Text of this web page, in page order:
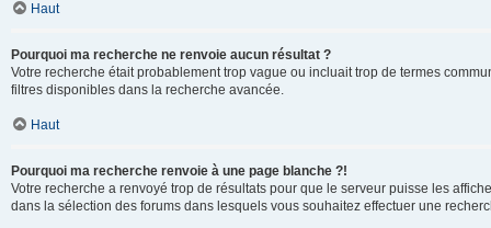
Haut
Pourquoi ma recherche ne renvoie aucun résultat ?
Votre recherche était probablement trop vague ou incluait trop de termes
filtres disponibles dans la recherche avancée.
Haut
Pourquoi ma recherche renvoie à une page blanche ?!
Votre recherche a renvoyé trop de résultats pour que le serveur puisse les
dans la sélection des forums dans lesquels vous souhaitez effectuer une